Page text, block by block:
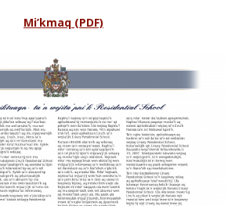
Mi’kmaq (PDF)